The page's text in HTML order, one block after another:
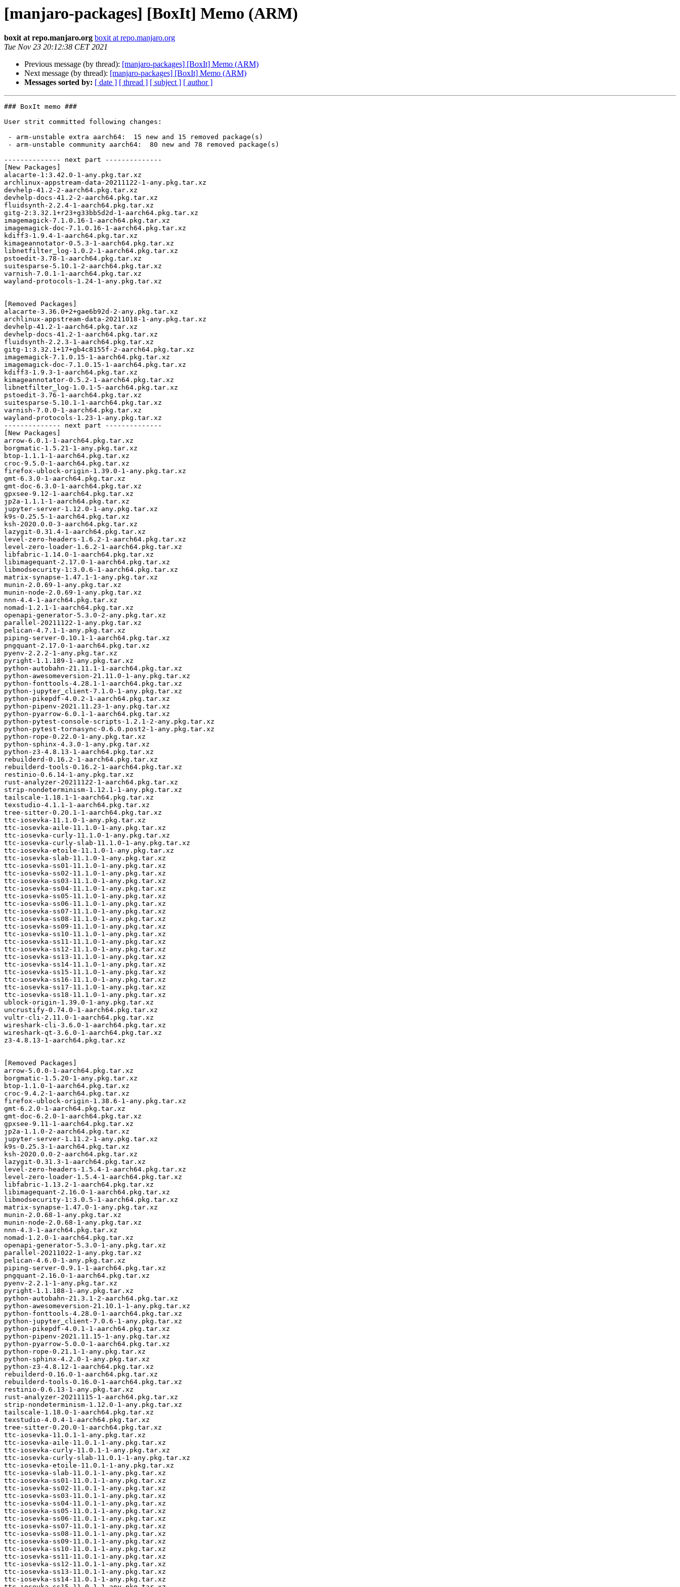
[manjaro-packages] [BoxIt] Memo (ARM)
boxit at repo.manjaro.org boxit at repo.manjaro.org
Tue Nov 23 20:12:38 CET 2021
Previous message (by thread): [manjaro-packages] [BoxIt] Memo (ARM)
Next message (by thread): [manjaro-packages] [BoxIt] Memo (ARM)
Messages sorted by: [ date ] [ thread ] [ subject ] [ author ]
### BoxIt memo ###
User strit committed following changes:
-------------- next part --------------
[New Packages]
alacarte-1:3.42.0-1-any.pkg.tar.xz
archlinux-appstream-data-20211122-1-any.pkg.tar.xz
devhelp-41.2-2-aarch64.pkg.tar.xz
devhelp-docs-41.2-2-aarch64.pkg.tar.xz
fluidsynth-2.2.4-1-aarch64.pkg.tar.xz
gitg-2:3.32.1+r23+g33bb5d2d-1-aarch64.pkg.tar.xz
imagemagick-7.1.0.16-1-aarch64.pkg.tar.xz
imagemagick-doc-7.1.0.16-1-aarch64.pkg.tar.xz
kdiff3-1.9.4-1-aarch64.pkg.tar.xz
kimageannotator-0.5.3-1-aarch64.pkg.tar.xz
libnetfilter_log-1.0.2-1-aarch64.pkg.tar.xz
pstoedit-3.78-1-aarch64.pkg.tar.xz
suitesparse-5.10.1-2-aarch64.pkg.tar.xz
varnish-7.0.1-1-aarch64.pkg.tar.xz
wayland-protocols-1.24-1-any.pkg.tar.xz
[Removed Packages]
alacarte-3.36.0+2+gae6b92d-2-any.pkg.tar.xz
archlinux-appstream-data-20211018-1-any.pkg.tar.xz
devhelp-41.2-1-aarch64.pkg.tar.xz
devhelp-docs-41.2-1-aarch64.pkg.tar.xz
fluidsynth-2.2.3-1-aarch64.pkg.tar.xz
gitg-1:3.32.1+17+gb4c8155f-2-aarch64.pkg.tar.xz
imagemagick-7.1.0.15-1-aarch64.pkg.tar.xz
imagemagick-doc-7.1.0.15-1-aarch64.pkg.tar.xz
kdiff3-1.9.3-1-aarch64.pkg.tar.xz
kimageannotator-0.5.2-1-aarch64.pkg.tar.xz
libnetfilter_log-1.0.1-5-aarch64.pkg.tar.xz
pstoedit-3.76-1-aarch64.pkg.tar.xz
suitesparse-5.10.1-1-aarch64.pkg.tar.xz
varnish-7.0.0-1-aarch64.pkg.tar.xz
wayland-protocols-1.23-1-any.pkg.tar.xz
-------------- next part --------------
[New Packages]
arrow-6.0.1-1-aarch64.pkg.tar.xz
borgmatic-1.5.21-1-any.pkg.tar.xz
btop-1.1.1-1-aarch64.pkg.tar.xz
croc-9.5.0-1-aarch64.pkg.tar.xz
firefox-ublock-origin-1.39.0-1-any.pkg.tar.xz
gmt-6.3.0-1-aarch64.pkg.tar.xz
gmt-doc-6.3.0-1-aarch64.pkg.tar.xz
gpxsee-9.12-1-aarch64.pkg.tar.xz
jp2a-1.1.1-1-aarch64.pkg.tar.xz
jupyter-server-1.12.0-1-any.pkg.tar.xz
k9s-0.25.5-1-aarch64.pkg.tar.xz
ksh-2020.0.0-3-aarch64.pkg.tar.xz
lazygit-0.31.4-1-aarch64.pkg.tar.xz
level-zero-headers-1.6.2-1-aarch64.pkg.tar.xz
level-zero-loader-1.6.2-1-aarch64.pkg.tar.xz
libfabric-1.14.0-1-aarch64.pkg.tar.xz
libimagequant-2.17.0-1-aarch64.pkg.tar.xz
libmodsecurity-1:3.0.6-1-aarch64.pkg.tar.xz
matrix-synapse-1.47.1-1-any.pkg.tar.xz
munin-2.0.69-1-any.pkg.tar.xz
munin-node-2.0.69-1-any.pkg.tar.xz
nnn-4.4-1-aarch64.pkg.tar.xz
nomad-1.2.1-1-aarch64.pkg.tar.xz
openapi-generator-5.3.0-2-any.pkg.tar.xz
parallel-20211122-1-any.pkg.tar.xz
pelican-4.7.1-1-any.pkg.tar.xz
piping-server-0.10.1-1-aarch64.pkg.tar.xz
pngquant-2.17.0-1-aarch64.pkg.tar.xz
pyenv-2.2.2-1-any.pkg.tar.xz
pyright-1.1.189-1-any.pkg.tar.xz
python-autobahn-21.11.1-1-aarch64.pkg.tar.xz
python-awesomeversion-21.11.0-1-any.pkg.tar.xz
python-fonttools-4.28.1-1-aarch64.pkg.tar.xz
python-jupyter_client-7.1.0-1-any.pkg.tar.xz
python-pikepdf-4.0.2-1-aarch64.pkg.tar.xz
python-pipenv-2021.11.23-1-any.pkg.tar.xz
python-pyarrow-6.0.1-1-aarch64.pkg.tar.xz
python-pytest-console-scripts-1.2.1-2-any.pkg.tar.xz
python-pytest-tornasync-0.6.0.post2-1-any.pkg.tar.xz
python-rope-0.22.0-1-any.pkg.tar.xz
python-sphinx-4.3.0-1-any.pkg.tar.xz
python-z3-4.8.13-1-aarch64.pkg.tar.xz
rebuilderd-0.16.2-1-aarch64.pkg.tar.xz
rebuilderd-tools-0.16.2-1-aarch64.pkg.tar.xz
restinio-0.6.14-1-any.pkg.tar.xz
rust-analyzer-20211122-1-aarch64.pkg.tar.xz
strip-nondeterminism-1.12.1-1-any.pkg.tar.xz
tailscale-1.18.1-1-aarch64.pkg.tar.xz
texstudio-4.1.1-1-aarch64.pkg.tar.xz
tree-sitter-0.20.1-1-aarch64.pkg.tar.xz
ttc-iosevka-11.1.0-1-any.pkg.tar.xz
ttc-iosevka-aile-11.1.0-1-any.pkg.tar.xz
ttc-iosevka-curly-11.1.0-1-any.pkg.tar.xz
ttc-iosevka-curly-slab-11.1.0-1-any.pkg.tar.xz
ttc-iosevka-etoile-11.1.0-1-any.pkg.tar.xz
ttc-iosevka-slab-11.1.0-1-any.pkg.tar.xz
ttc-iosevka-ss01-11.1.0-1-any.pkg.tar.xz
ttc-iosevka-ss02-11.1.0-1-any.pkg.tar.xz
ttc-iosevka-ss03-11.1.0-1-any.pkg.tar.xz
ttc-iosevka-ss04-11.1.0-1-any.pkg.tar.xz
ttc-iosevka-ss05-11.1.0-1-any.pkg.tar.xz
ttc-iosevka-ss06-11.1.0-1-any.pkg.tar.xz
ttc-iosevka-ss07-11.1.0-1-any.pkg.tar.xz
ttc-iosevka-ss08-11.1.0-1-any.pkg.tar.xz
ttc-iosevka-ss09-11.1.0-1-any.pkg.tar.xz
ttc-iosevka-ss10-11.1.0-1-any.pkg.tar.xz
ttc-iosevka-ss11-11.1.0-1-any.pkg.tar.xz
ttc-iosevka-ss12-11.1.0-1-any.pkg.tar.xz
ttc-iosevka-ss13-11.1.0-1-any.pkg.tar.xz
ttc-iosevka-ss14-11.1.0-1-any.pkg.tar.xz
ttc-iosevka-ss15-11.1.0-1-any.pkg.tar.xz
ttc-iosevka-ss16-11.1.0-1-any.pkg.tar.xz
ttc-iosevka-ss17-11.1.0-1-any.pkg.tar.xz
ttc-iosevka-ss18-11.1.0-1-any.pkg.tar.xz
ublock-origin-1.39.0-1-any.pkg.tar.xz
uncrustify-0.74.0-1-aarch64.pkg.tar.xz
vultr-cli-2.11.0-1-aarch64.pkg.tar.xz
wireshark-cli-3.6.0-1-aarch64.pkg.tar.xz
wireshark-qt-3.6.0-1-aarch64.pkg.tar.xz
z3-4.8.13-1-aarch64.pkg.tar.xz
[Removed Packages]
arrow-5.0.0-1-aarch64.pkg.tar.xz
borgmatic-1.5.20-1-any.pkg.tar.xz
btop-1.1.0-1-aarch64.pkg.tar.xz
croc-9.4.2-1-aarch64.pkg.tar.xz
firefox-ublock-origin-1.38.6-1-any.pkg.tar.xz
gmt-6.2.0-1-aarch64.pkg.tar.xz
gmt-doc-6.2.0-1-aarch64.pkg.tar.xz
gpxsee-9.11-1-aarch64.pkg.tar.xz
jp2a-1.1.0-2-aarch64.pkg.tar.xz
jupyter-server-1.11.2-1-any.pkg.tar.xz
k9s-0.25.3-1-aarch64.pkg.tar.xz
ksh-2020.0.0-2-aarch64.pkg.tar.xz
lazygit-0.31.3-1-aarch64.pkg.tar.xz
level-zero-headers-1.5.4-1-aarch64.pkg.tar.xz
level-zero-loader-1.5.4-1-aarch64.pkg.tar.xz
libfabric-1.13.2-1-aarch64.pkg.tar.xz
libimagequant-2.16.0-1-aarch64.pkg.tar.xz
libmodsecurity-1:3.0.5-1-aarch64.pkg.tar.xz
matrix-synapse-1.47.0-1-any.pkg.tar.xz
munin-2.0.68-1-any.pkg.tar.xz
munin-node-2.0.68-1-any.pkg.tar.xz
nnn-4.3-1-aarch64.pkg.tar.xz
nomad-1.2.0-1-aarch64.pkg.tar.xz
openapi-generator-5.3.0-1-any.pkg.tar.xz
parallel-20211022-1-any.pkg.tar.xz
pelican-4.6.0-1-any.pkg.tar.xz
piping-server-0.9.1-1-aarch64.pkg.tar.xz
pngquant-2.16.0-1-aarch64.pkg.tar.xz
pyenv-2.2.1-1-any.pkg.tar.xz
pyright-1.1.188-1-any.pkg.tar.xz
python-autobahn-21.3.1-2-aarch64.pkg.tar.xz
python-awesomeversion-21.10.1-1-any.pkg.tar.xz
python-fonttools-4.28.0-1-aarch64.pkg.tar.xz
python-jupyter_client-7.0.6-1-any.pkg.tar.xz
python-pikepdf-4.0.1-1-aarch64.pkg.tar.xz
python-pipenv-2021.11.15-1-any.pkg.tar.xz
python-pyarrow-5.0.0-1-aarch64.pkg.tar.xz
python-rope-0.21.1-1-any.pkg.tar.xz
python-sphinx-4.2.0-1-any.pkg.tar.xz
python-z3-4.8.12-1-aarch64.pkg.tar.xz
rebuilderd-0.16.0-1-aarch64.pkg.tar.xz
rebuilderd-tools-0.16.0-1-aarch64.pkg.tar.xz
restinio-0.6.13-1-any.pkg.tar.xz
rust-analyzer-20211115-1-aarch64.pkg.tar.xz
strip-nondeterminism-1.12.0-1-any.pkg.tar.xz
tailscale-1.18.0-1-aarch64.pkg.tar.xz
texstudio-4.0.4-1-aarch64.pkg.tar.xz
tree-sitter-0.20.0-1-aarch64.pkg.tar.xz
ttc-iosevka-11.0.1-1-any.pkg.tar.xz
ttc-iosevka-aile-11.0.1-1-any.pkg.tar.xz
ttc-iosevka-curly-11.0.1-1-any.pkg.tar.xz
ttc-iosevka-curly-slab-11.0.1-1-any.pkg.tar.xz
ttc-iosevka-etoile-11.0.1-1-any.pkg.tar.xz
ttc-iosevka-slab-11.0.1-1-any.pkg.tar.xz
ttc-iosevka-ss01-11.0.1-1-any.pkg.tar.xz
ttc-iosevka-ss02-11.0.1-1-any.pkg.tar.xz
ttc-iosevka-ss03-11.0.1-1-any.pkg.tar.xz
ttc-iosevka-ss04-11.0.1-1-any.pkg.tar.xz
ttc-iosevka-ss05-11.0.1-1-any.pkg.tar.xz
ttc-iosevka-ss06-11.0.1-1-any.pkg.tar.xz
ttc-iosevka-ss07-11.0.1-1-any.pkg.tar.xz
ttc-iosevka-ss08-11.0.1-1-any.pkg.tar.xz
ttc-iosevka-ss09-11.0.1-1-any.pkg.tar.xz
ttc-iosevka-ss10-11.0.1-1-any.pkg.tar.xz
ttc-iosevka-ss11-11.0.1-1-any.pkg.tar.xz
ttc-iosevka-ss12-11.0.1-1-any.pkg.tar.xz
ttc-iosevka-ss13-11.0.1-1-any.pkg.tar.xz
ttc-iosevka-ss14-11.0.1-1-any.pkg.tar.xz